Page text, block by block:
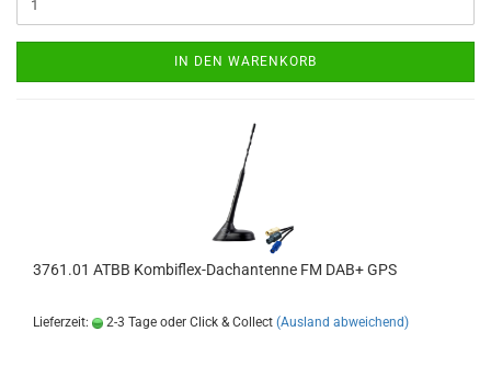
IN DEN WARENKORB
3761.01 ATBB Kombiflex-Dachantenne FM DAB+ GPS
Lieferzeit: 2-3 Tage oder Click & Collect (Ausland abweichend)